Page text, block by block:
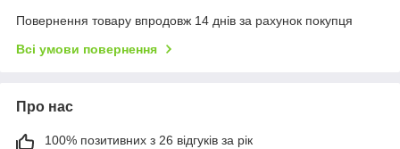
Повернення товару впродовж 14 днів за рахунок покупця
Всі умови повернення
Про нас
100% позитивних з 26 відгуків за рік